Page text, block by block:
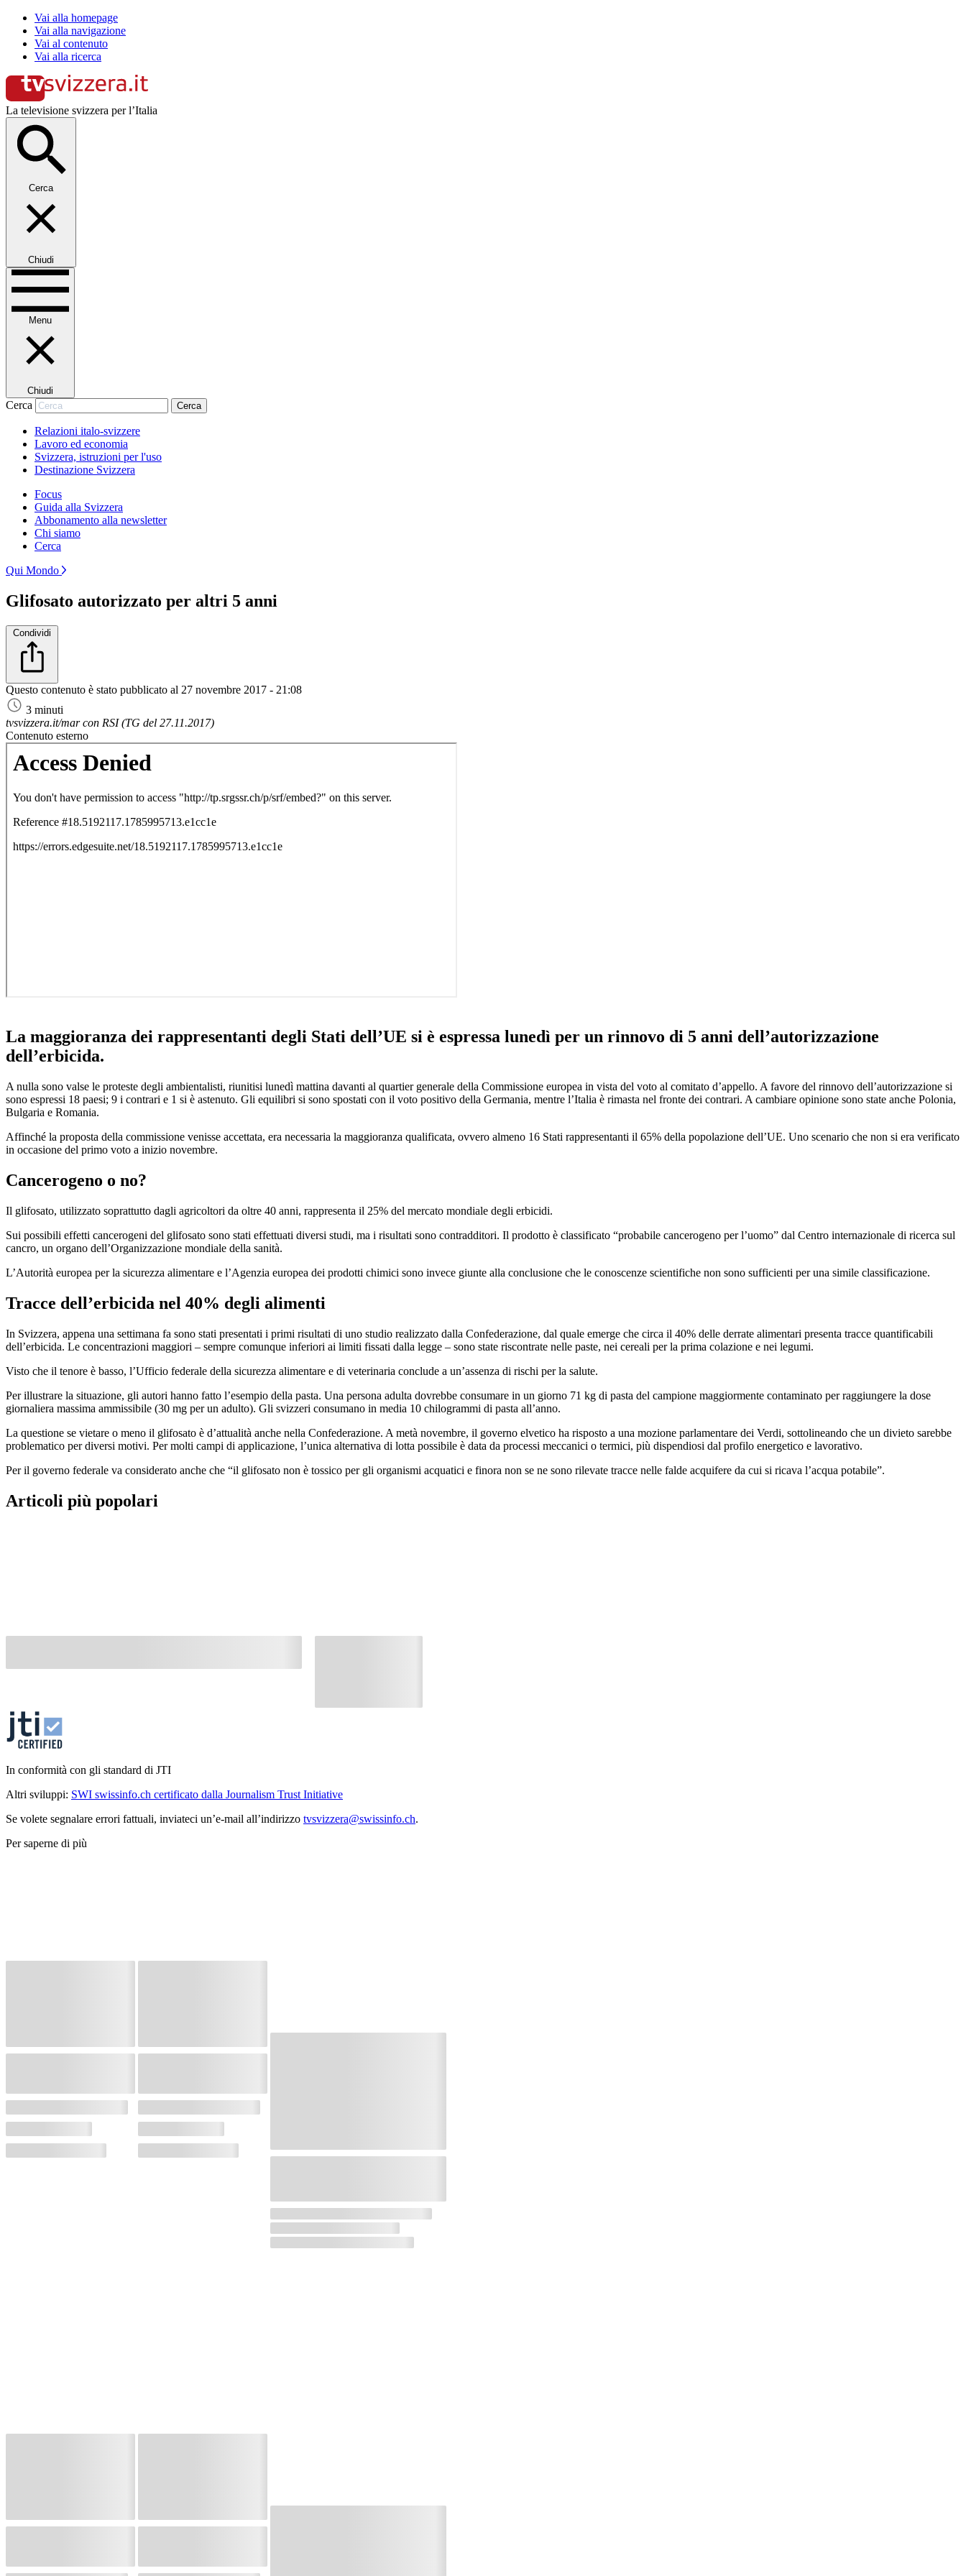
Vai alla homepage
Vai alla navigazione
Vai al contenuto
Vai alla ricerca
La televisione svizzera per l’Italia
Cerca
Chiudi
Menu
Chiudi
Cerca Cerca
Relazioni italo-svizzere
Lavoro ed economia
Svizzera, istruzioni per l'uso
Destinazione Svizzera
Focus
Guida alla Svizzera
Abbonamento alla newsletter
Chi siamo
Cerca
Qui Mondo
Glifosato autorizzato per altri 5 anni
Condividi
Questo contenuto è stato pubblicato al 27 novembre 2017 - 21:08
3 minuti
tvsvizzera.it/mar con RSI (TG del 27.11.2017)
Contenuto esterno
La maggioranza dei rappresentanti degli Stati dell’UE si è espressa lunedì per un rinnovo di 5 anni dell’autorizzazione
dell’erbicida.
A nulla sono valse le proteste degli ambientalisti, riunitisi lunedì mattina davanti al quartier generale della Commissione europea in vista del voto al comitato d’appello. A favore del rinnovo dell’autorizzazione si
sono espressi 18 paesi; 9 i contrari e 1 si è astenuto. Gli equilibri si sono spostati con il voto positivo della Germania, mentre l’Italia è rimasta nel fronte dei contrari. A cambiare opinione sono state anche Polonia,
Bulgaria e Romania.
Affinché la proposta della commissione venisse accettata, era necessaria la maggioranza qualificata, ovvero almeno 16 Stati rappresentanti il 65% della popolazione dell’UE. Uno scenario che non si era verificato
in occasione del primo voto a inizio novembre.
Cancerogeno o no?
Il glifosato, utilizzato soprattutto dagli agricoltori da oltre 40 anni, rappresenta il 25% del mercato mondiale degli erbicidi.
Sui possibili effetti cancerogeni del glifosato sono stati effettuati diversi studi, ma i risultati sono contradditori. Il prodotto è classificato “probabile cancerogeno per l’uomo” dal Centro internazionale di ricerca sul
cancro, un organo dell’Organizzazione mondiale della sanità.
L’Autorità europea per la sicurezza alimentare e l’Agenzia europea dei prodotti chimici sono invece giunte alla conclusione che le conoscenze scientifiche non sono sufficienti per una simile classificazione.
Tracce dell’erbicida nel 40% degli alimenti
In Svizzera, appena una settimana fa sono stati presentati i primi risultati di uno studio realizzato dalla Confederazione, dal quale emerge che circa il 40% delle derrate alimentari presenta tracce quantificabili
dell’erbicida. Le concentrazioni maggiori – sempre comunque inferiori ai limiti fissati dalla legge – sono state riscontrate nelle paste, nei cereali per la prima colazione e nei legumi.
Visto che il tenore è basso, l’Ufficio federale della sicurezza alimentare e di veterinaria conclude a un’assenza di rischi per la salute.
Per illustrare la situazione, gli autori hanno fatto l’esempio della pasta. Una persona adulta dovrebbe consumare in un giorno 71 kg di pasta del campione maggiormente contaminato per raggiungere la dose
giornaliera massima ammissibile (30 mg per un adulto). Gli svizzeri consumano in media 10 chilogrammi di pasta all’anno.
La questione se vietare o meno il glifosato è d’attualità anche nella Confederazione. A metà novembre, il governo elvetico ha risposto a una mozione parlamentare dei Verdi, sottolineando che un divieto sarebbe
problematico per diversi motivi. Per molti campi di applicazione, l’unica alternativa di lotta possibile è data da processi meccanici o termici, più dispendiosi dal profilo energetico e lavorativo.
Per il governo federale va considerato anche che “il glifosato non è tossico per gli organismi acquatici e finora non se ne sono rilevate tracce nelle falde acquifere da cui si ricava l’acqua potabile”.
Articoli più popolari
In conformità con gli standard di JTI
Altri sviluppi: SWI swissinfo.ch certificato dalla Journalism Trust Initiative
Se volete segnalare errori fattuali, inviateci un’e-mail all’indirizzo tvsvizzera@swissinfo.ch.
Per saperne di più